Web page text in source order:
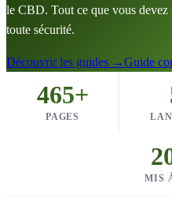
le CBD. Tout ce que vous
toute sécurité.
Découvrir les guides →Guide
465+
PAGES
MIS